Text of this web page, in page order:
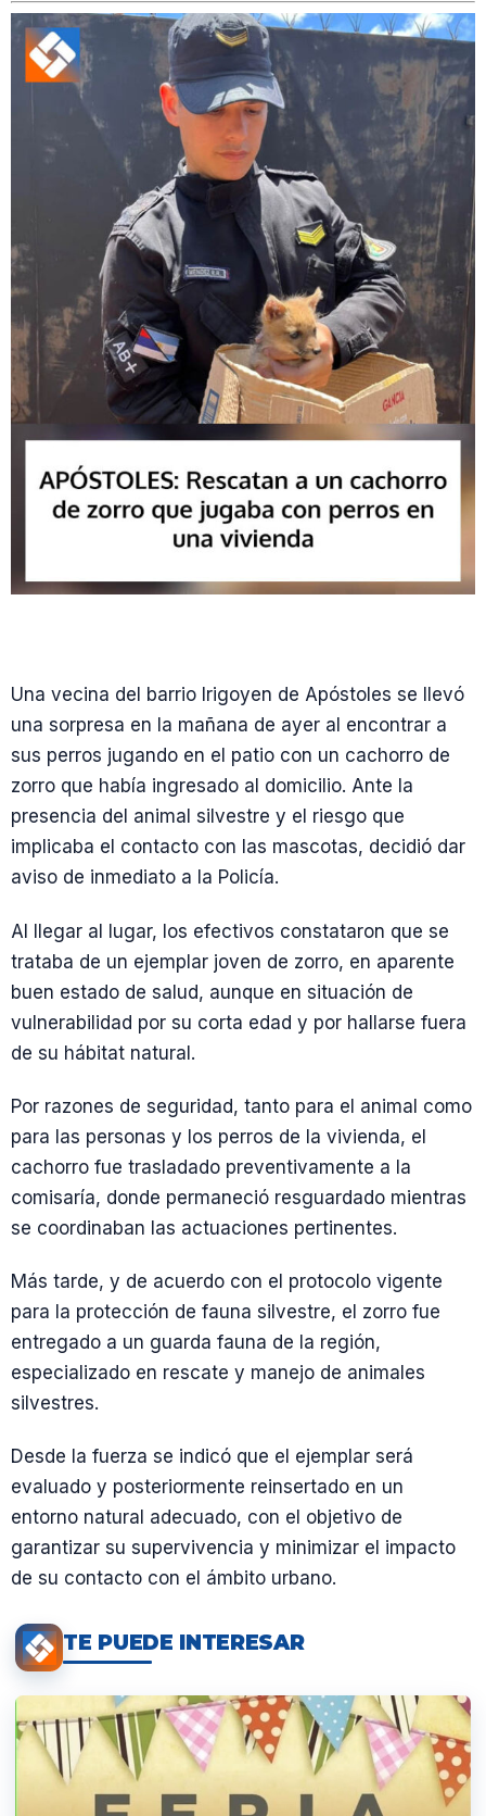
Una vecina del barrio Irigoyen de Apóstoles se llevó
una sorpresa en la mañana de ayer al encontrar a
sus perros jugando en el patio con un cachorro de
zorro que había ingresado al domicilio. Ante la
presencia del animal silvestre y el riesgo que
implicaba el contacto con las mascotas, decidió dar
aviso de inmediato a la Policía.
Al llegar al lugar, los efectivos constataron que se
trataba de un ejemplar joven de zorro, en aparente
buen estado de salud, aunque en situación de
vulnerabilidad por su corta edad y por hallarse fuera
de su hábitat natural.
Por razones de seguridad, tanto para el animal como
para las personas y los perros de la vivienda, el
cachorro fue trasladado preventivamente a la
comisaría, donde permaneció resguardado mientras
se coordinaban las actuaciones pertinentes.
Más tarde, y de acuerdo con el protocolo vigente
para la protección de fauna silvestre, el zorro fue
entregado a un guarda fauna de la región,
especializado en rescate y manejo de animales
silvestres.
Desde la fuerza se indicó que el ejemplar será
evaluado y posteriormente reinsertado en un
entorno natural adecuado, con el objetivo de
garantizar su supervivencia y minimizar el impacto
de su contacto con el ámbito urbano.
TE PUEDE INTERESAR